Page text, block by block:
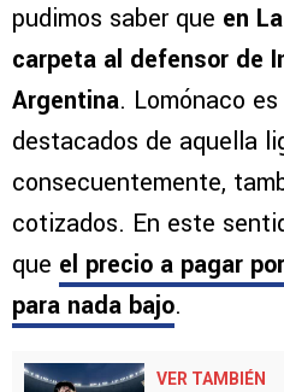
En las últimas horas,
pudimos saber queen
carpeta al defensor de
Argentina . Lomónaco
destacados de aquella
consecuentemente,
cotizados. En este
queel precio a pagar